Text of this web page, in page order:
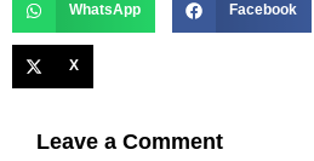
WhatsApp Facebook
X
Leave a Comment